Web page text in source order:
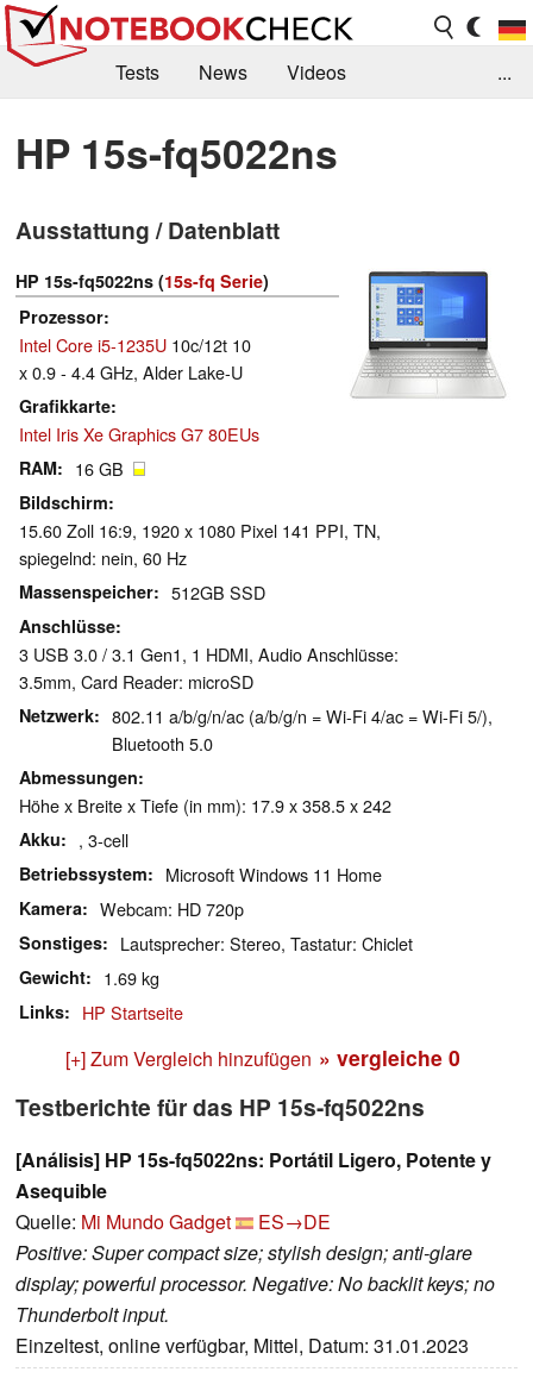
Tests News
Videos
Kaufberatung
Deals Suche
Forum
...
HP 15s-fq5022ns
Ausstattung / Datenblatt
HP 15s-fq5022ns (15s-fq Serie)
Prozessor
Intel Core i5-1235U 10c/12t 10
x 0.9 - 4.4 GHz, Alder Lake-U
Grafikkarte
Intel Iris Xe Graphics G7 80EUs
RAM 16 GB
Bildschirm
15.60 Zoll 16:9, 1920 x 1080 Pixel 141 PPI, TN,
spiegelnd: nein, 60 Hz
Massenspeicher 512GB SSD
Anschlüsse
3 USB 3.0 / 3.1 Gen1, 1 HDMI, Audio Anschlüsse:
3.5mm, Card Reader: microSD
Netzwerk
802.11 a/b/g/n/ac (a/b/g/n = Wi-Fi 4/ac = Wi-Fi 5/),
Bluetooth 5.0
Abmessungen
Höhe x Breite x Tiefe (in mm): 17.9 x 358.5 x 242
Akku , 3-cell
Betriebssystem Microsoft Windows 11 Home
Kamera Webcam: HD 720p
Sonstiges Lautsprecher: Stereo, Tastatur: Chiclet
Gewicht 1.69 kg
Links HP Startseite
[+] Zum Vergleich hinzufügen » vergleiche 0
Testberichte für das HP 15s-fq5022ns
[Análisis] HP 15s-fq5022ns: Portátil Ligero, Potente y
Asequible
Quelle: Mi Mundo Gadget
ES→DE
Positive: Super compact size; stylish design; anti-glare
display; powerful processor. Negative: No backlit keys; no
Thunderbolt input.
Einzeltest, online verfügbar, Mittel, Datum: 31.01.2023